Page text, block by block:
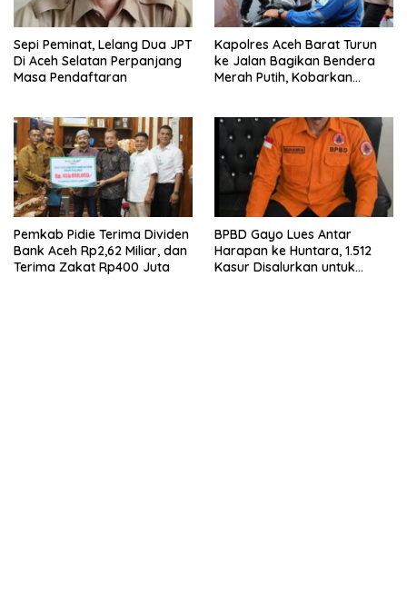
Sepi Peminat, Lelang Dua JPT
Di Aceh Selatan Perpanjang
Masa Pendaftaran
Kapolres Aceh Barat Turun
ke Jalan Bagikan Bendera
Merah Putih, Kobarkan
Pemkab Pidie Terima Dividen
Bank Aceh Rp2,62 Miliar, dan
Terima Zakat Rp400 Juta
BPBD Gayo Lues Antar
Harapan ke Huntara, 1.512
Kasur Disalurkan untuk